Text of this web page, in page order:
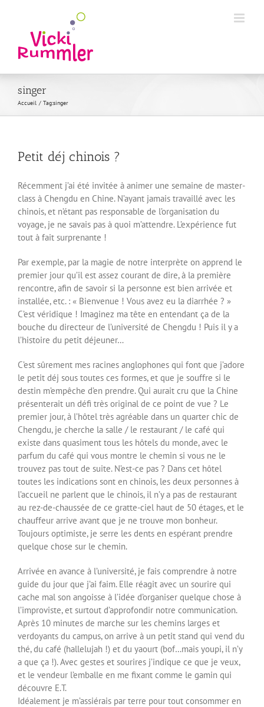
singer
Accueil Tag:singer
Petit déj chinois ?
Récemment j’ai été invitée à animer une semaine de master-
class à Chengdu en Chine. N’ayant jamais travaillé avec les
chinois, et n’étant pas responsable de l’organisation du
voyage, je ne savais pas à quoi m’attendre. L’expérience fut
tout à fait surprenante !
Par exemple, par la magie de notre interprète on apprend le
premier jour qu’il est assez courant de dire, à la première
rencontre, afin de savoir si la personne est bien arrivée et
installée, etc. : « Bienvenue ! Vous avez eu la diarrhée ? »
C’est véridique ! Imaginez ma tête en entendant ça de la
bouche du directeur de l’université de Chengdu ! Puis il y a
l’histoire du petit déjeuner…
C’est sûrement mes racines anglophones qui font que j’adore
le petit déj sous toutes ces formes, et que je souffre si le
destin m’empêche d’en prendre. Qui aurait cru que la Chine
présenterait un défi très original de ce point de vue ? Le
premier jour, à l’hôtel très agréable dans un quarter chic de
Chengdu, je cherche la salle / le restaurant / le café qui
existe dans quasiment tous les hôtels du monde, avec le
parfum du café qui vous montre le chemin si vous ne le
trouvez pas tout de suite. N’est-ce pas ? Dans cet hôtel
toutes les indications sont en chinois, les deux personnes à
l’accueil ne parlent que le chinois, il n’y a pas de restaurant
au rez-de-chaussée de ce gratte-ciel haut de 50 étages, et le
chauffeur arrive avant que je ne trouve mon bonheur.
Toujours optimiste, je serre les dents en espérant prendre
quelque chose sur le chemin.
Arrivée en avance à l’université, je fais comprendre à notre
guide du jour que j’ai faim. Elle réagit avec un sourire qui
cache mal son angoisse à l’idée d’organiser quelque chose à
l’improviste, et surtout d’approfondir notre communication.
Après 10 minutes de marche sur les chemins larges et
verdoyants du campus, on arrive à un petit stand qui vend du
thé, du café (hallelujah !) et du yaourt (bof…mais youpi, il n’y
a que ça !). Avec gestes et sourires j’indique ce que je veux,
et le vendeur l’emballe en me fixant comme le gamin qui
découvre E.T.
Idéalement je m’assiérais par terre pour tout consommer en